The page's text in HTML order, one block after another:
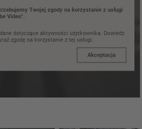
Twojej zgody na korzystanie z usługi
Video".
dotyczące aktywności użytkownika. Dowiedz
zgodę na korzystanie z tej usługi.
Akceptacja